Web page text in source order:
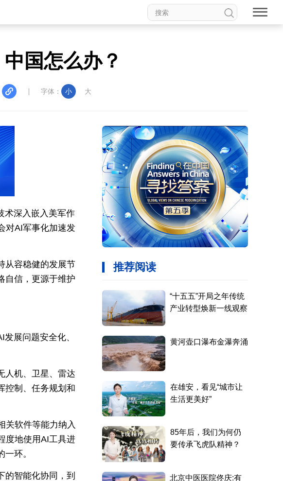
国怎么办？
字体： 小 大
术深入嵌入美军作
对AI军事化加速发
从容稳健的发展节
自信，更源于维护
展问题安全化、
人机、卫星、雷达
控制、任务规划和
关软件等能力纳入
度地使用AI工具进
环。
的智能化协同，到